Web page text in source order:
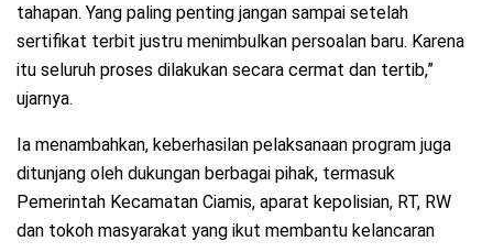
tahapan. Yang paling penting jangan sampai setelah
sertifikat terbit justru menimbulkan persoalan baru. Karena
itu seluruh proses dilakukan secara cermat dan tertib,”
ujarnya.
Ia menambahkan, keberhasilan pelaksanaan program juga
ditunjang oleh dukungan berbagai pihak, termasuk
Pemerintah Kecamatan Ciamis, aparat kepolisian, RT, RW
dan tokoh masyarakat yang ikut membantu kelancaran